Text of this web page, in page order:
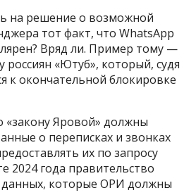
на решение о возможной
тот факт, что WhatsApp
Вряд ли. Пример тому —
россиян «Ютуб», который, судя
к окончательной блокировке
«закону Яровой» должны
о переписках и звонках
их по запросу
2024 года правительство
данных, которые ОРИ должны